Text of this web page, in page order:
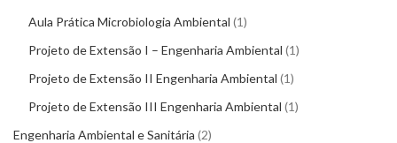
Aula Prática Microbiologia Ambiental 1
Projeto de Extensão I – Engenharia Ambiental 1
Projeto de Extensão II Engenharia Ambiental 1
Projeto de Extensão III Engenharia Ambiental 1
Engenharia Ambiental e Sanitária 2